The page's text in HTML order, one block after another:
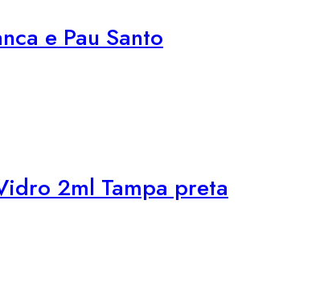
e Pau Santo
2ml Tampa preta